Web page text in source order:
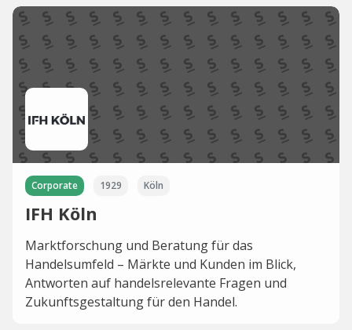
Corporate 1929 Köln
IFH Köln
Marktforschung und Beratung für das
Handelsumfeld – Märkte und Kunden im Blick,
Antworten auf handelsrelevante Fragen und
Zukunftsgestaltung für den Handel.